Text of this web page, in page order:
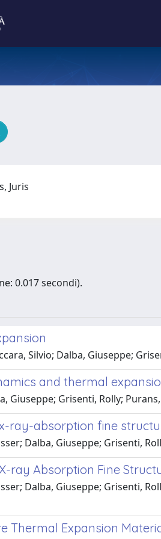
Juris
0.017 secondi).
Silvio; Dalba, Giuseppe;
and thermal
Giuseppe; Grisenti, Rolly;
ray-absorption fine
Dalba, Giuseppe; Grisenti,
ray Absorption Fine
Dalba, Giuseppe; Grisenti,
Thermal Expansion